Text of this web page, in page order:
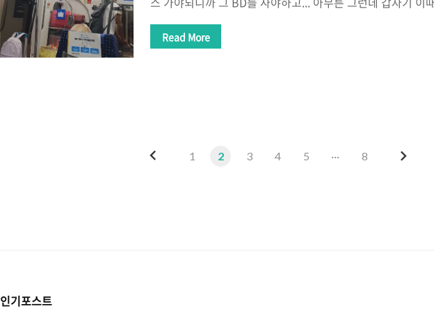
가 언제냐고요? '출발 전날' 아침이라서 공항철도 직통열차 이
국민 할인되는거 늦게 알아서 정가주고 탐 FSC 이용이 진짜
Read More
1 2 3 4 5 ··· 8
다
인기포스트